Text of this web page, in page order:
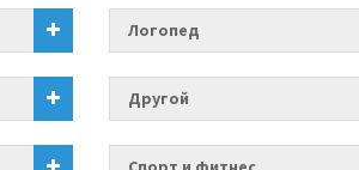
Логопед
Другой